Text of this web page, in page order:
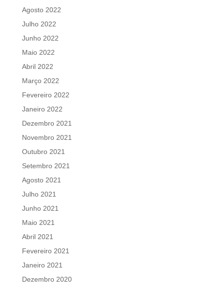
Agosto 2022
Julho 2022
Junho 2022
Maio 2022
Abril 2022
Março 2022
Fevereiro 2022
Janeiro 2022
Dezembro 2021
Novembro 2021
Outubro 2021
Setembro 2021
Agosto 2021
Julho 2021
Junho 2021
Maio 2021
Abril 2021
Fevereiro 2021
Janeiro 2021
Dezembro 2020